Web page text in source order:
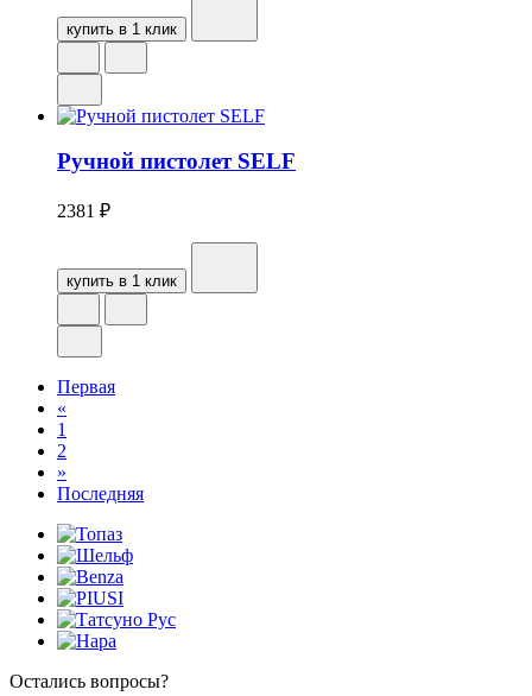
купить в 1 клик
Ручной пистолет SELF
2381 ₽
купить в 1 клик
Первая
«
1
2
»
Последняя
Остались вопросы?